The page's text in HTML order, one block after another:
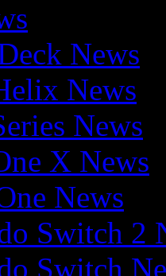
News
News
News
X News
News
Switch 2
Switch